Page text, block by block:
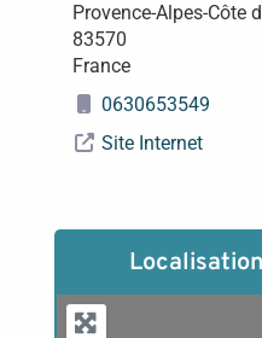
Provence-Alpes-Côte
83570
France
0630653549
Site Internet
Localisation